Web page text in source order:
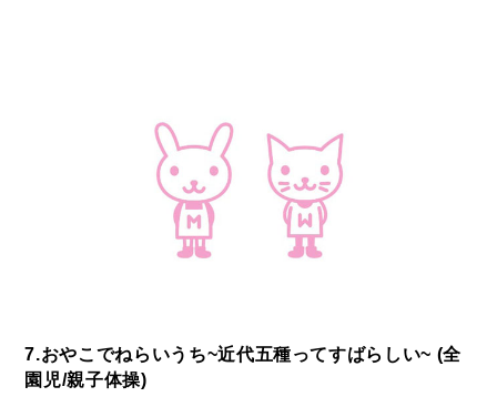
7.おやこでねらいうち~近代五種ってすばらしい~ (全
園児/親子体操)